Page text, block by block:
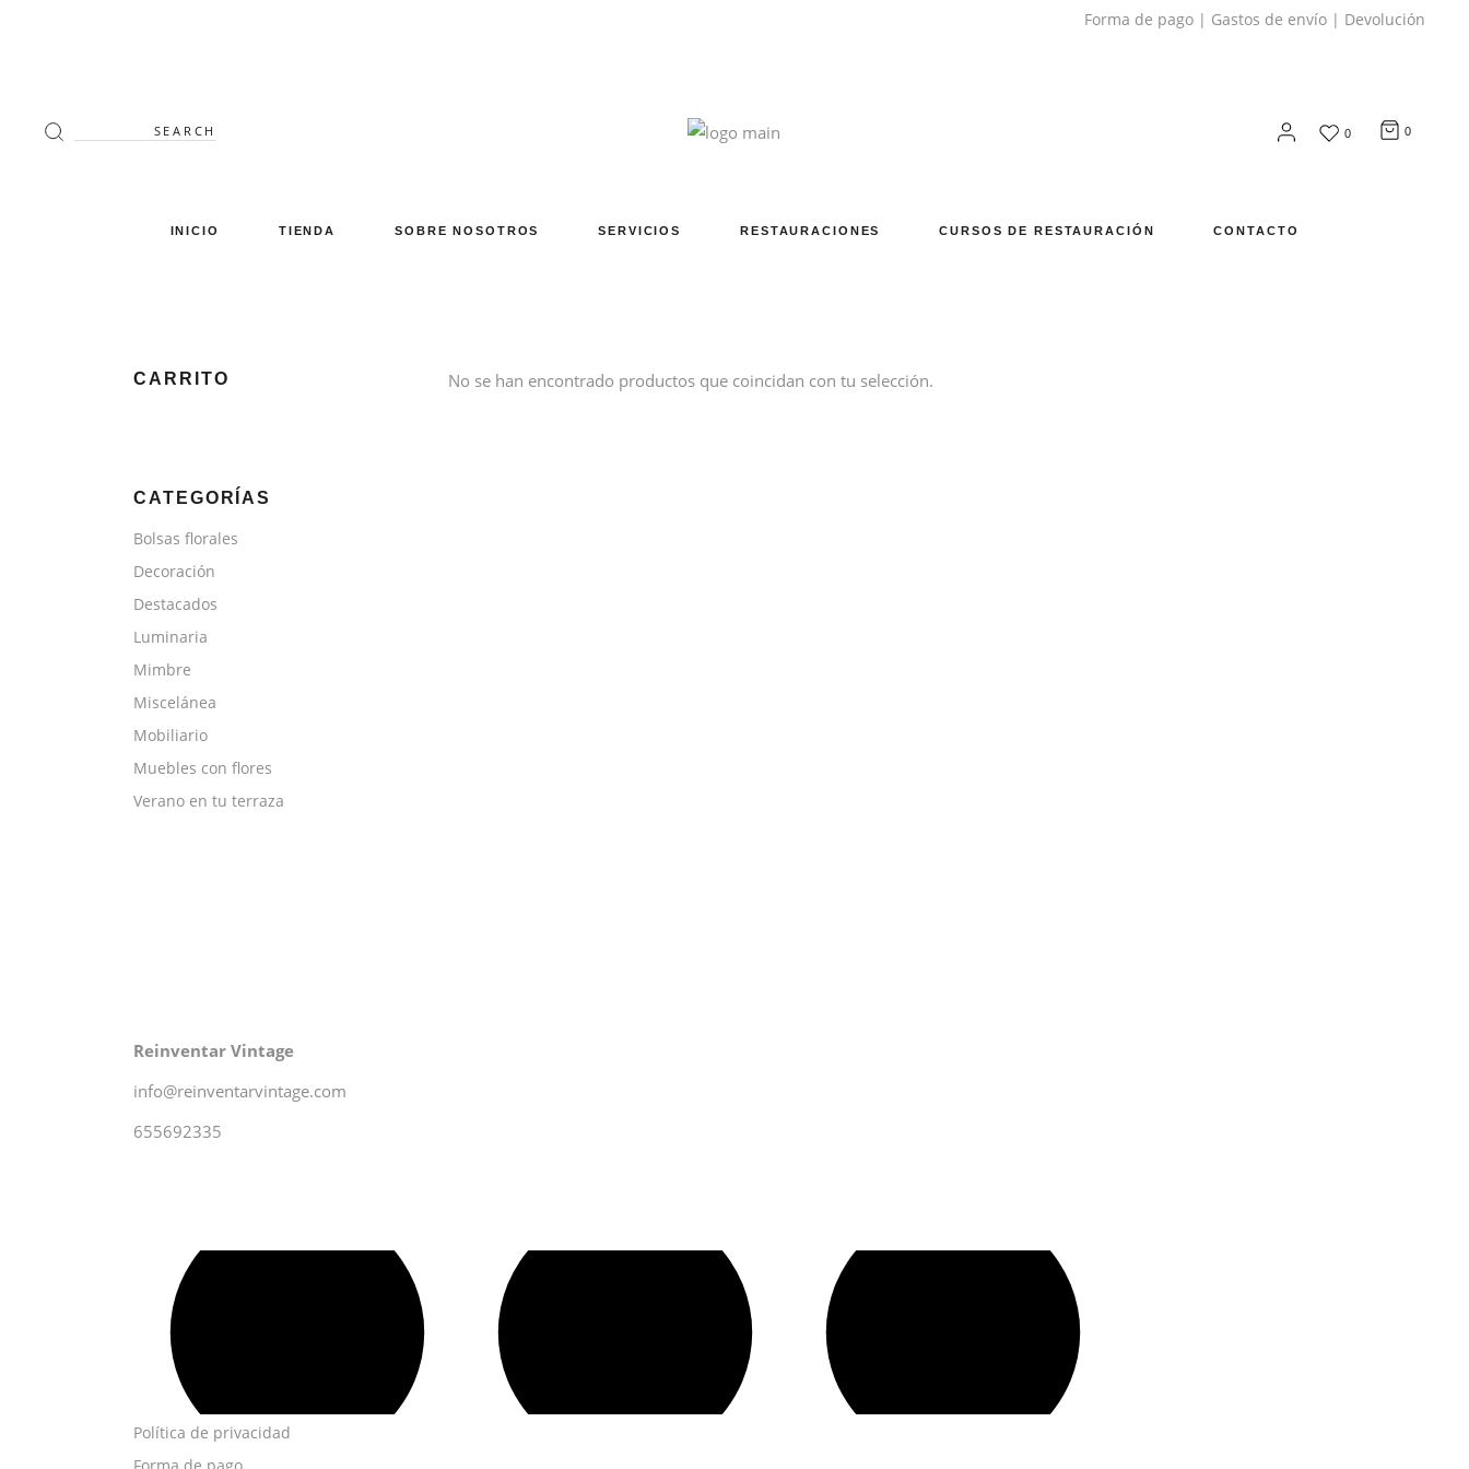
Forma de pago | Gastos de envío | Devolución
Search
for: 0 0
INICIO TIENDA SOBRE NOSOTROS SERVICIOS RESTAURACIONES CURSOS DE RESTAURACIÓN CONTACTO
No se han encontrado productos que coincidan con tu selección.
CARRITO
CATEGORÍAS
Bolsas florales
Decoración
Destacados
Luminaria
Mimbre
Miscelánea
Mobiliario
Muebles con flores
Verano en tu terraza
Reinventar Vintage
info@reinventarvintage.com
655692335
Política de privacidad